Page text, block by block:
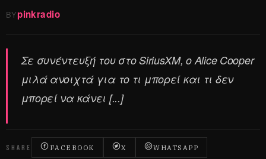
BYpinkradio
Σε συνέντευξή του στο SiriusXM, ο Alice Cooper
μιλά ανοιχτά για το τι μπορεί και τι δεν
μπορεί να κάνει [...]
SHARE FACEBOOK X WHATSAPP